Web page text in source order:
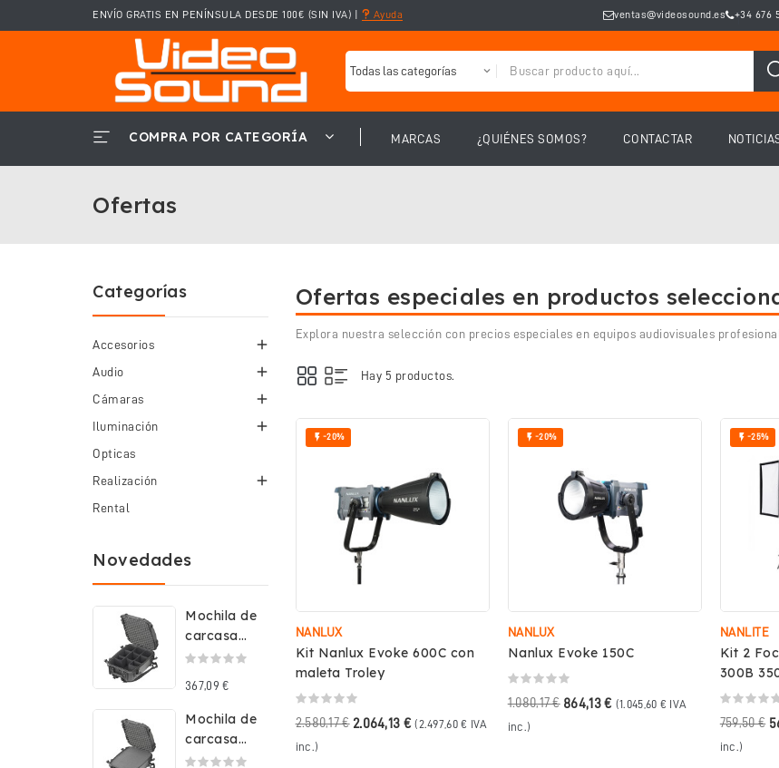
ENVÍO GRATIS EN PENÍNSULA DESDE 100€ (SIN IVA) Ayuda ventas@videosound.es +34 676
COMPRA POR CATEGORÍA MARCAS ¿QUIÉNES SOMOS? CONTACTAR
Ofertas
Categorías
Accesorios 
Audio 
Cámaras 
Iluminación 
Opticas
Realización 
Rental
Novedades
Mochila de
carcasa
rígida
con...
367,09 €
Mochila de
carcasa
rígida
Ofertas especiales en productos
Explora nuestra selección con precios especiales en equipos audiovisuales
Hay 5 productos.
 -20%
NANLUX
Kit Nanlux Evoke 600C con
maleta Troley
2.580,17 € 2.064,13 € (2.497,60 € IVA
inc.)
 -20%
NANLUX
Nanlux Evoke 150C
1.080,17 € 864,13 € (1.045,60 € IVA
inc.)
 -25%
NANLITE
Kit 2
300B
759,50 €
inc.)